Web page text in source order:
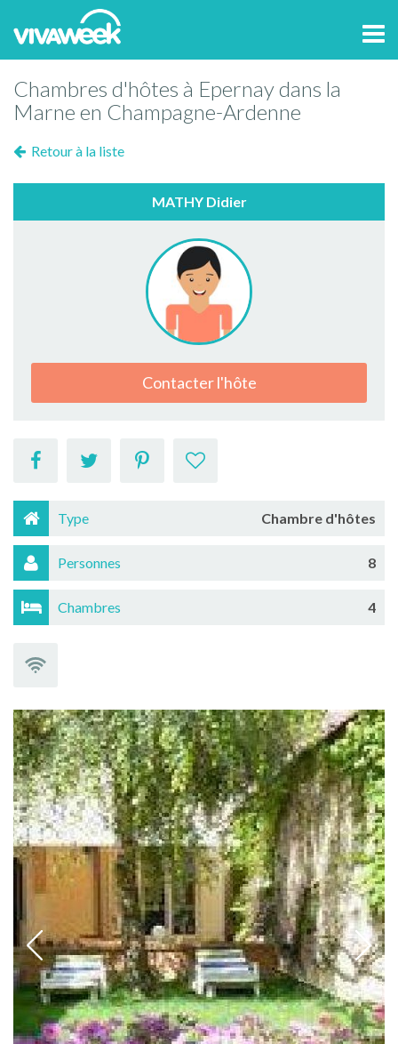
Chambres d'hôtes à Epernay dans la
Marne en Champagne-Ardenne
Retour à la liste
MATHY Didier
Contacter l'hôte
Type Chambre d'hôtes
Personnes 8
Chambres 4